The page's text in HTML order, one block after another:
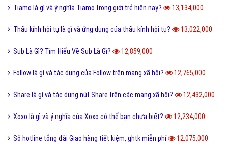
Tiamo là gì và ý nghĩa Tiamo trong giới trẻ hiện nay? 13,134,000
Thấu kính hội tụ là gì và ứng dụng của thấu kính hội tụ? 13,022,000
Sub Là Gì? Tìm Hiểu Về Sub Là Gì? 12,859,000
Follow là gì và tác dụng của Follow trên mạng xã hội? 12,765,000
Share là gì và tác dụng nút Share trên các mạng xã hội? 12,432,000
Xoxo là gì và ý nghĩa của Xoxo có thể bạn chưa biết? 12,234,000
Số hotline tổng đài Giao hàng tiết kiệm, ghtk miễn phí 12,075,000